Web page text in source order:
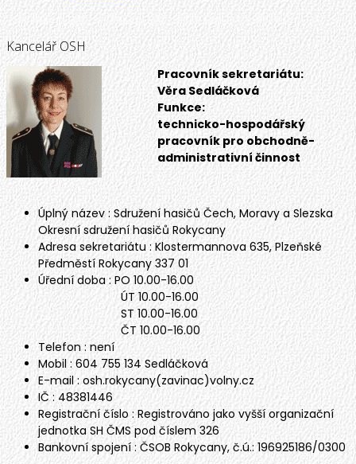
Jste zde: Hlavní - Orgány OSH + kancelář - Kancelář
Kancelář OSH
Pracovník sekretariátu:
Věra Sedláčková
Funkce:
technicko-hospodářský
pracovník pro obchodně-
administrativní činnost
Úplný název : Sdružení hasičů Čech, Moravy a Slezska
Okresní sdružení hasičů Rokycany
Adresa sekretariátu : Klostermannova 635, Plzeňské
Předměstí Rokycany 337 01
Úřední doba : PO 10.00-16.00
ÚT 10.00-16.00
ST 10.00-16.00
ČT 10.00-16.00
Telefon : není
Mobil : 604 755 134 Sedláčková
E-mail : osh.rokycany(zavinac)volny.cz
IČ : 48381446
Registrační číslo : Registrováno jako vyšší organizační
jednotka SH ČMS pod číslem 326
Bankovní spojení : ČSOB Rokycany, č.ú.: 196925186/0300